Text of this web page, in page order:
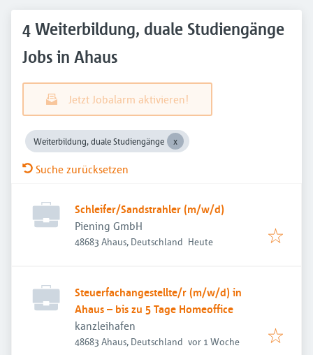
4 Weiterbildung, duale Studiengänge
Jobs in Ahaus
Jetzt Jobalarm aktivieren!
Weiterbildung, duale Studiengänge
Suche zurücksetzen
Schleifer/Sandstrahler (m/w/d)
Piening GmbH
48683 Ahaus, Deutschland Veröffentlicht
Heute
Steuerfachangestellte/r (m/w/d) in
Ahaus – bis zu 5 Tage Homeoffice
kanzleihafen
48683 Ahaus, Deutschland Veröffentlicht
vor 1 Woche